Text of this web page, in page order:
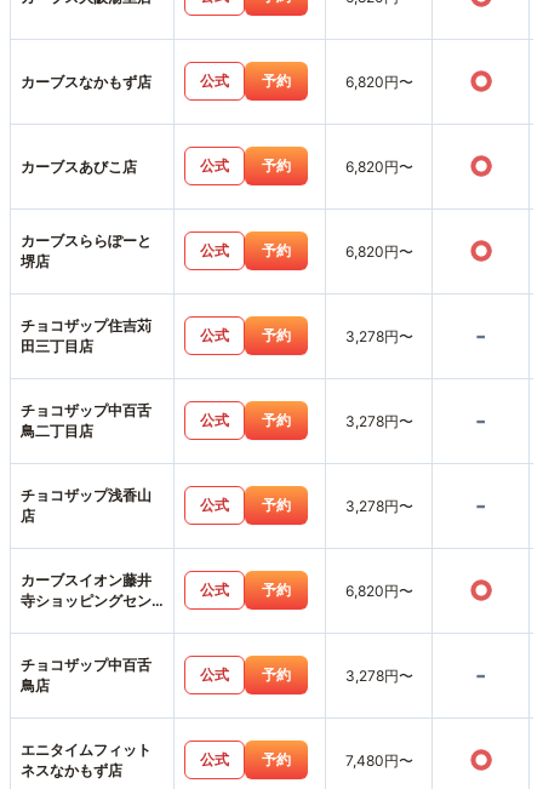
カーブスなかもず店 公式 予約 6,820円〜 ○
カーブスあびこ店 公式 予約 6,820円〜 ○
カーブスららぽーと
堺店
公式 予約 6,820円〜 ○
チョコザップ住吉苅
田三丁目店
公式 予約 3,278円〜 -
チョコザップ中百舌
鳥二丁目店
公式 予約 3,278円〜 -
チョコザップ浅香山
店
公式 予約 3,278円〜 -
カーブスイオン藤井
寺ショッピングセン
公式 予約 6,820円〜 ○
チョコザップ中百舌
鳥店
公式 予約 3,278円〜 -
エニタイムフィット
ネスなかもず店
公式 予約 7,480円〜 ○